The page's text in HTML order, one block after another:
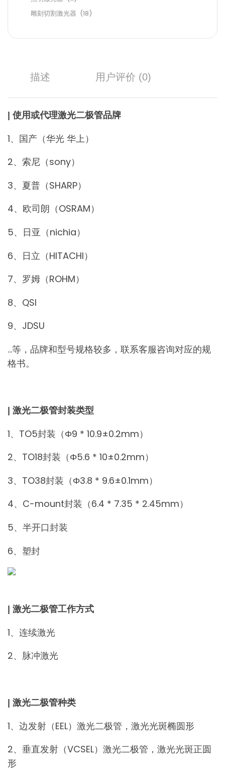
雕刻切割激光器 (18)
描述 用户评价 (0)
| 使用或代理激光二极管品牌
1、国产（华光 华上）
2、索尼（sony）
3、夏普（SHARP）
4、欧司朗（OSRAM）
5、日亚（nichia）
6、日立（HITACHI）
7、罗姆（ROHM）
8、QSI
9、JDSU
…等，品牌和型号规格较多，联系客服咨询对应的规
格书。
| 激光二极管封装类型
1、TO5封装（Φ9 * 10.9±0.2mm）
2、TO18封装（Φ5.6 * 10±0.2mm）
3、TO38封装（Φ3.8 * 9.6±0.1mm）
4、C-mount封装（6.4 * 7.35 * 2.45mm）
5、半开口封装
6、塑封
| 激光二极管工作方式
1、连续激光
2、脉冲激光
| 激光二极管种类
1、边发射（EEL）激光二极管，激光光斑椭圆形
2、垂直发射（VCSEL）激光二极管，激光光斑正圆
形